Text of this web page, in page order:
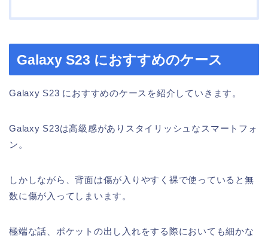
Galaxy S23 におすすめのケース
Galaxy S23 におすすめのケースを紹介していきます。
Galaxy S23は高級感がありスタイリッシュなスマートフォ
ン。
しかしながら、背面は傷が入りやすく裸で使っていると無
数に傷が入ってしまいます。
極端な話、ポケットの出し入れをする際においても細かな